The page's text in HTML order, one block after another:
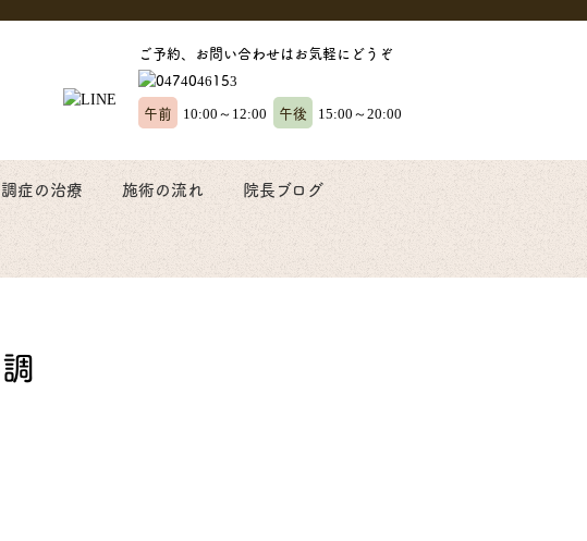
ご予約、お問い合わせはお気軽にどうぞ
午前 10:00～12:00 午後 15:00～20:00
症の治療 施術の流れ 院長ブログ